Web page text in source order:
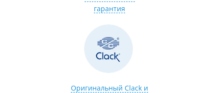
гарантия
Оригинальный Clack и